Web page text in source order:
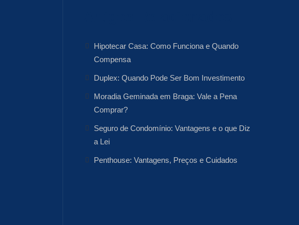
Hipotecar Casa: Como Funciona e Quando
Compensa
Duplex: Quando Pode Ser Bom Investimento
Moradia Geminada em Braga: Vale a Pena
Comprar?
Seguro de Condomínio: Vantagens e o que Diz
a Lei
Penthouse: Vantagens, Preços e Cuidados